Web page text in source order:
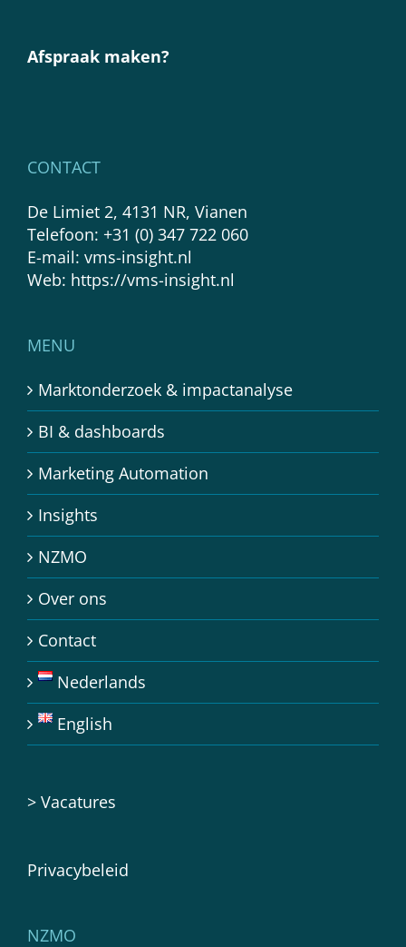
Afspraak maken?
CONTACT
De Limiet 2, 4131 NR, Vianen
Telefoon: +31 (0) 347 722 060
E-mail: vms-insight.nl
Web: https://vms-insight.nl
MENU
Marktonderzoek & impactanalyse
BI & dashboards
Marketing Automation
Insights
NZMO
Over ons
Contact
Nederlands
English
> Vacatures
Privacybeleid
NZMO